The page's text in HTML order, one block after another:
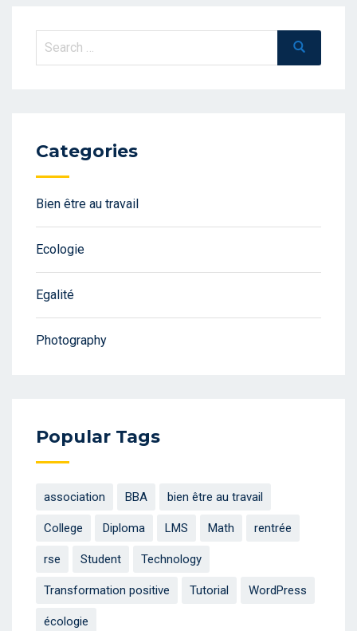
Search
Search
Categories
Bien être au travail
Ecologie
Egalité
Photography
Popular Tags
association BBA bien être au travail
College Diploma LMS Math rentrée
rse Student Technology
Transformation positive Tutorial WordPress
écologie